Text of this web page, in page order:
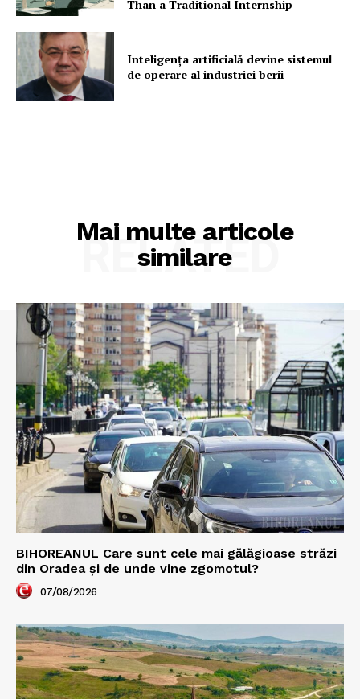
Than a Traditional Internship
Inteligența artificială devine sistemul
de operare al industriei berii
Mai multe articole
similare
RELATED
BIHOREANUL Care sunt cele mai gălăgioase străzi
din Oradea și de unde vine zgomotul?
07/08/2026